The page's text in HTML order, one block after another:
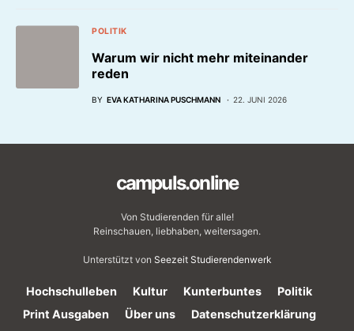
POLITIK
Warum wir nicht mehr miteinander
reden
BY EVA KATHARINA PUSCHMANN 22. JUNI 2026
campuls.online
Von Studierenden für alle!
Reinschauen, liebhaben, weitersagen.
Unterstützt von Seezeit Studierendenwerk
Hochschulleben Kultur Kunterbuntes
Politik
Print Ausgaben
Über uns
Datenschutzerklärung